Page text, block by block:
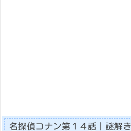
名探偵コナン第１４話｜謎解き